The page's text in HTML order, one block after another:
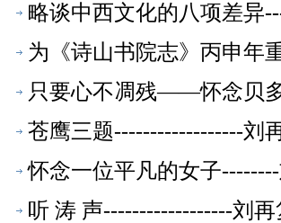
略谈中西文化的八项差异
为《诗山书院志》丙申年
只要心不凋残——怀念贝
苍鹰三题------------------刘
怀念一位平凡的女子
听 涛 声------------------刘